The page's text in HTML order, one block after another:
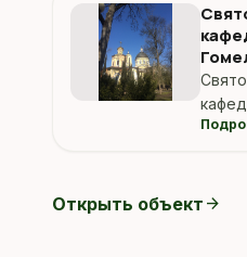
Открыть объект arrow_forward